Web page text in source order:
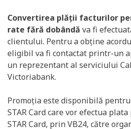
Convertirea plății facturilor
rate fără dobândă va fi
clientului. Pentru a obține
eligibil va fi contactat printr-un
un reprezentant al serviciului
Victoriabank.
Promoția este disponibilă
STAR Card care vor efectua
STAR Card, prin VB24, către